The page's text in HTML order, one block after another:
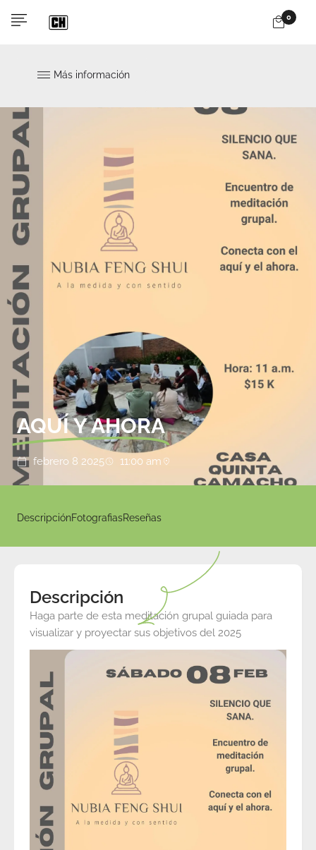
0
Más información
AQUÍ Y AHORA
febrero 8 2025 11:00 am
DescripciónFotografiasReseñas
Descripción
Haga parte de esta meditación grupal guiada para
visualizar y proyectar sus objetivos del 2025